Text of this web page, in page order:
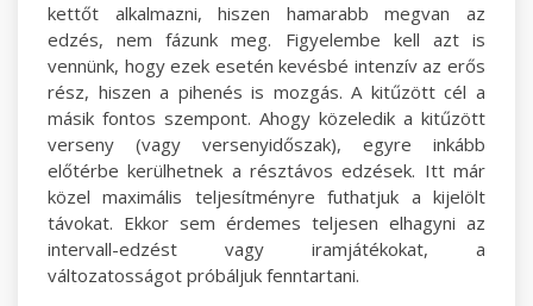
kettőt alkalmazni, hiszen hamarabb megvan az
edzés, nem fázunk meg. Figyelembe kell azt is
vennünk, hogy ezek esetén kevésbé intenzív az erős
rész, hiszen a pihenés is mozgás. A kitűzött cél a
másik fontos szempont. Ahogy közeledik a kitűzött
verseny (vagy versenyidőszak), egyre inkább
előtérbe kerülhetnek a résztávos edzések. Itt már
közel maximális teljesítményre futhatjuk a kijelölt
távokat. Ekkor sem érdemes teljesen elhagyni az
intervall-edzést vagy iramjátékokat, a
változatosságot próbáljuk fenntartani.